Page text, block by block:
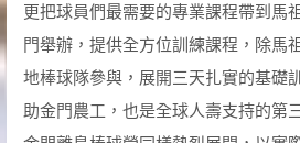
更把球員們最需要的專業課程帶到馬
門舉辦，提供全方位訓練課程，除馬
地棒球隊參與，展開三天扎實的基礎
助金門農工，也是全球人壽支持的第